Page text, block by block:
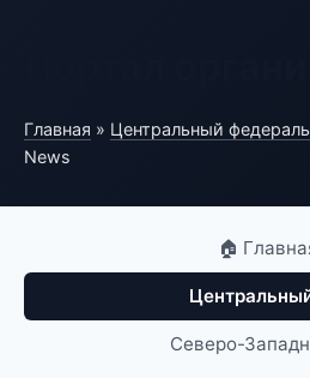
Главная » Центральный
News
🏠
Северо-